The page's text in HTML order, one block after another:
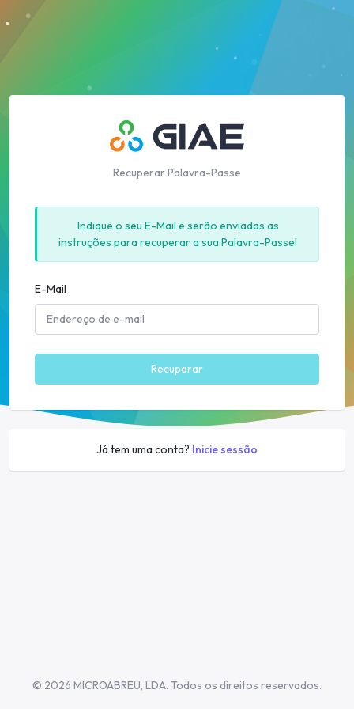
Recuperar Palavra-Passe
Indique o seu E-Mail e serão enviadas as
instruções para recuperar a sua Palavra-Passe!
E-Mail
Recuperar
Já tem uma conta? Inicie sessão
© 2026 MICROABREU, LDA. Todos os direitos reservados.